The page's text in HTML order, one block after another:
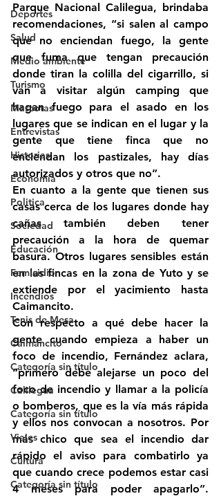
Deportes
Salud
Medio ambiente
Turismo
Mascotas
Entrevistas
Historias
Economía
Politica
Sociedad
Educación
Femicidio
Incendios
Tenis de Mesa
Caimancito
Categoría sin título
Calilegua
Categoría sin título
Viajes
Cultura
Categoría sin título
Parque Nacional Calilegua, brindaba
recomendaciones, “si salen al campo
que no enciendan fuego, la gente
que fuma que tengan precaución
donde tiran la colilla del cigarrillo, si
van a visitar algún camping que
hagan fuego para el asado en los
lugares que se indican en el lugar y la
gente que tiene finca que no
enciendan los pastizales, hay días
autorizados y otros que no”.
En cuanto a la gente que tienen sus
casas cerca de los lugares donde hay
cañas también deben tener
precaución a la hora de quemar
basura. Otros lugares sensibles están
en las fincas en la zona de Yuto y se
extiende por el yacimiento hasta
Caimancito.
Con respecto a qué debe hacer la
gente cuando empieza a haber un
foco de incendio, Fernández aclara,
“primero debe alejarse un poco del
foco de incendio y llamar a la policía
o bomberos, que es la vía más rápida
y ellos nos convocan a nosotros. Por
más chico que sea el incendio dar
rápido el aviso para combatirlo ya
que cuando crece podemos estar casi
4 meses para poder apagarlo”.